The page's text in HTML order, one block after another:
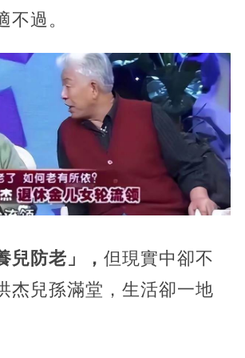
不過。
兒防老」， 但現實中卻不
杰兒孫滿堂，生活卻一地